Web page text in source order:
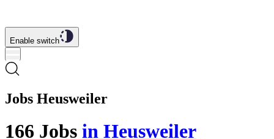
Enable switch
Jobs Heusweiler
166 Jobs in Heusweiler